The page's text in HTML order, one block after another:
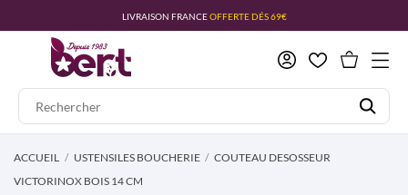
LIVRAISON FRANCEOFFERTE DÉS 69€
ACCUEIL USTENSILES BOUCHERIE
COUTEAU DESOSSEUR
VICTORINOX BOIS 14 CM